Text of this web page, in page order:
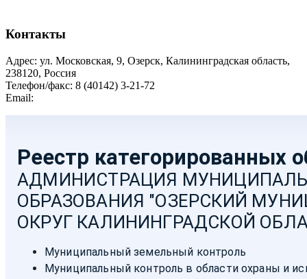
Контакты
Адрес: ул. Московская, 9, Озерск, Калининградская область,
238120, Россия
Телефон/факс: 8 (40142) 3-21-72
Email: